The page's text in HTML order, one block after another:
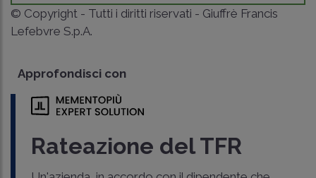
© Copyright - Tutti i diritti riservati - Giuffrè Francis
Lefebvre S.p.A.
Approfondisci con
Rateazione del TFR